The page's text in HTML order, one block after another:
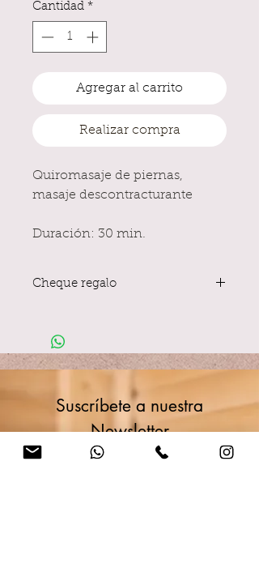
Cantidad *
Agregar al carrito
Realizar compra
Quiromasaje de piernas,
masaje descontracturante
Duración: 30 min.
Cheque regalo
nombre y apellidos, y preparamos el
cheque con caja y bolsa para regalo.
Suscríbete a nuestra
Newsletter
Disfruta de ventajas